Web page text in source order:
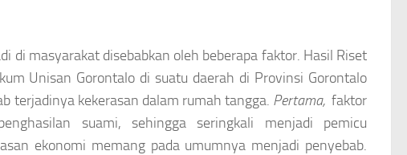
di masyarakat disebabkan oleh beberapa faktor. Hasil Riset
Unisan Gorontalo di suatu daerah di Provinsi Gorontalo
terjadinya kekerasan dalam rumah tangga. Pertama, faktor
suami, sehingga seringkali menjadi pemicu
ekonomi memang pada umumnya menjadi penyebab.